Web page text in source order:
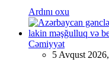
Ardını oxu
Cəmiyyət
5 Avqust